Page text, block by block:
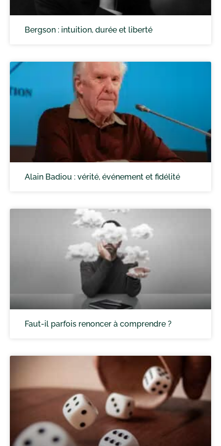
Bergson : intuition, durée et liberté
Alain Badiou : vérité, événement et fidélité
Faut-il parfois renoncer à comprendre ?